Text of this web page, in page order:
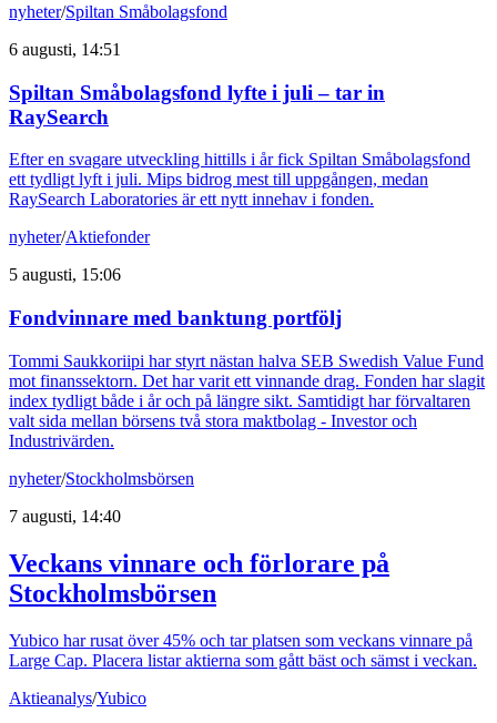
nyheter/Spiltan Småbolagsfond
6 augusti, 14:51
Spiltan Småbolagsfond lyfte i juli – tar in
RaySearch
Efter en svagare utveckling hittills i år fick Spiltan Småbolagsfond
ett tydligt lyft i juli. Mips bidrog mest till uppgången, medan
RaySearch Laboratories är ett nytt innehav i fonden.
nyheter/Aktiefonder
5 augusti, 15:06
Fondvinnare med banktung portfölj
Tommi Saukkoriipi har styrt nästan halva SEB Swedish Value Fund
mot finanssektorn. Det har varit ett vinnande drag. Fonden har slagit
index tydligt både i år och på längre sikt. Samtidigt har förvaltaren
valt sida mellan börsens två stora maktbolag - Investor och
Industrivärden.
nyheter/Stockholmsbörsen
7 augusti, 14:40
Veckans vinnare och förlorare på
Stockholmsbörsen
Yubico har rusat över 45% och tar platsen som veckans vinnare på
Large Cap. Placera listar aktierna som gått bäst och sämst i veckan.
Aktieanalys/Yubico